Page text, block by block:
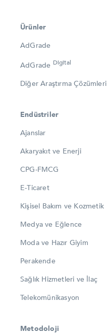
Ürünler
AdGrade
AdGrade Digital
Diğer Araştırma Çözümleri
Endüstriler
Ajanslar
Akaryakıt ve Enerji
CPG-FMCG
E-Ticaret
Kişisel Bakım ve Kozmetik
Medya ve Eğlence
Moda ve Hazır Giyim
Perakende
Sağlık Hizmetleri ve İlaç
Telekomünikasyon
Metodoloji